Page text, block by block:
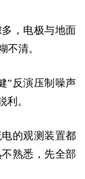
，电极与地面
不清。
”反演压制噪声
利。
的观测装置都
熟悉，先全部